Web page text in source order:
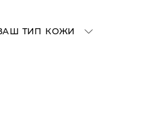
ТИП КОЖИ